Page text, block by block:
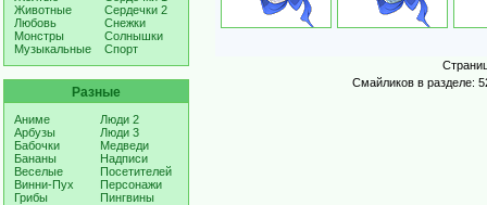
Животные
Любовь
Монстры
Музыкальные
Сердечки 2
Снежки
Солнышки
Спорт
Разные
Аниме
Арбузы
Бабочки
Бананы
Веселые
Винни-Пух
Грибы
Люди 2
Люди 3
Медведи
Надписи
Посетителей
Персонажи
Пингвины
Смайликов в разделе: